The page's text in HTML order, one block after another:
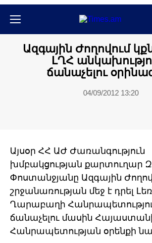
Ազգային Ժողովում
ԼՂՀ
ճանաչելու
04/09/2012 13:20
Այսօր ՀՀ ԱԺ Ժառանգություն
խմբակցության քարտուղար
Փոստանջյանը Ազգային
շրջանառության մեջ է դրել
Ղարաբաղի
ճանաչելու մասին
Հանրապետության օրենքի